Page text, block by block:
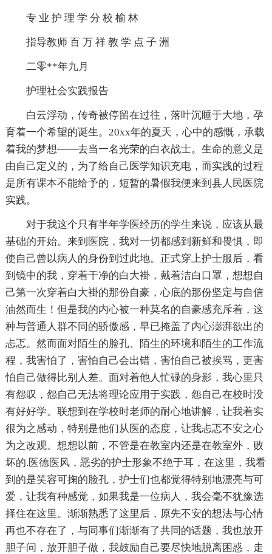
专 业 护 理 学 分 校 榆 林
指导教师 百 万 祥 教 学 点 子 洲
二零**年九月
护理社会实践报告
白云浮动，传奇被停留在过往，落叶沉睡于大地，孕
育着一个希望的诞生。20xx年的夏天，心中的感慨，承载
着我的梦想——去当一名光荣的白衣战士。生命的意义是
由自己定义的，为了给自己医学知识充电，而实践的过程
是所有课本不能给予的，短暂的暑假我便来到县人民医院
实践。
对于我这个只有半年学医经历的学生来说，应该从最
基础的开始。来到医院，我对一切都感到新鲜和畏惧，即
使自己曾以病人的身份到过此地。正式穿上护士服后，看
到镜中的我，穿着干净的白大褂，戴着洁白口罩，想想自
己第一次穿着白大褂的那份自豪，心底的那份坚定与自信
油然而生！但是我的内心被一种莫名的自豪感充斥着，这
种与普通人群不同的骄傲感，早已掩盖了内心澎湃欲出的
忐忑。然而面对陌生的脸孔、陌生的环境和陌生的工作流
程，我害怕了，害怕自己会出错，害怕自己被挨骂，更害
怕自己做得比别人差。面对着他人忙碌的身影，我心里只
有怨叹，怨自己无法将理论应用于实践，怨自己在校时没
有好好学。联想到在学校时老师的耐心地讲解，让我着实
很为之感动，特别是他们从医的态度，让我忐忑不安之心
为之改观。想想以前，不管是在教室内还是在教室外，败
坏的.医德医风，恶劣的护士形象不绝于耳，在这里，我看
到的是笑容可掬的脸孔，护士们也都觉得特别地漂亮与可
爱，让我有种感觉，如果我是一位病人，我会毫不犹豫选
择住在这里。渐渐熟悉了这里后，原先不安的想法与心情
再也不存在了，与同事们渐渐有了共同的话题，我也放开
胆子问，放开胆子做，我鼓励自己要尽快地脱离困惑，走